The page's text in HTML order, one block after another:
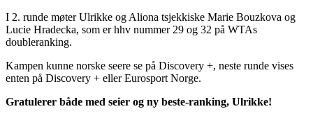
I 2. runde møter Ulrikke og Aliona tsjekkiske Marie Bouzkova og
Lucie Hradecka, som er hhv nummer 29 og 32 på WTAs
doubleranking.
Kampen kunne norske seere se på Discovery +, neste runde vises
enten på Discovery + eller Eurosport Norge.
Gratulerer både med seier og ny beste-ranking, Ulrikke!